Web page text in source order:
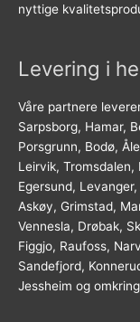
nyttige
Levering i
Våre partnere
Sarpsborg, Hamar,
Porsgrunn, Bodø,
Leirvik, Tromsdalen,
Egersund,
Askøy, Grimstad,
Vennesla, Drøbak,
Figgjo, Raufoss,
Sandefjord,
Jessheim og